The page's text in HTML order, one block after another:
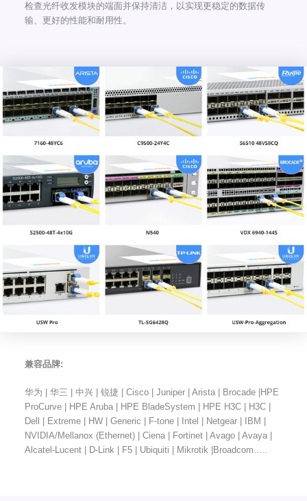
检查光纤收发模块的端面并保持清洁，以实现更稳定的数据传
输、更好的性能和耐用性。
兼容品牌:
华为 | 华三 | 中兴 | 锐捷 | Cisco | Juniper | Arista | Brocade |HPE
ProCurve | HPE Aruba | HPE BladeSystem | HPE H3C | H3C |
Dell | Extreme | HW | Generic | F-tone | Intel | Netgear | IBM |
NVIDIA/Mellanox (Ethernet) | Ciena | Fortinet | Avago | Avaya |
Alcatel-Lucent | D-Link | F5 | Ubiquiti | Mikrotik |Broadcom…..